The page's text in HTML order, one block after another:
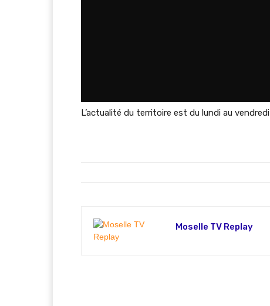
L’actualité du territoire est du lundi au vendredi
Moselle TV Replay